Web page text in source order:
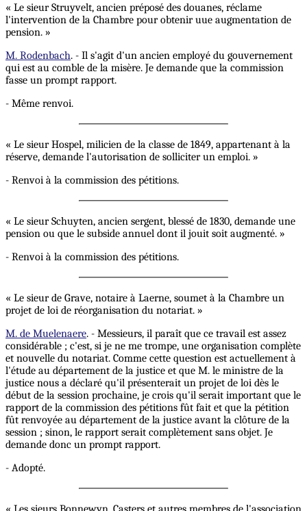
« Le sieur Struyvelt, ancien préposé des douanes, réclame
l'intervention de la Chambre pour obtenir uue augmentation de
pension. »
M. Rodenbach. - Il s'agit d'un ancien employé du gouvernement
qui est au comble de la misère. Je demande que la commission
fasse un prompt rapport.
- Même renvoi.
« Le sieur Hospel, milicien de la classe de 1849, appartenant à la
réserve, demande l'autorisation de solliciter un emploi. »
- Renvoi à la commission des pétitions.
« Le sieur Schuyten, ancien sergent, blessé de 1830, demande une
pension ou que le subside annuel dont il jouit soit augmenté. »
- Renvoi à la commission des pétitions.
« Le sieur de Grave, notaire à Laerne, soumet à la Chambre un
projet de loi de réorganisation du notariat. »
M. de Muelenaere. - Messieurs, il paraît que ce travail est assez
considérable ; c'est, si je ne me trompe, une organisation complète
et nouvelle du notariat. Comme cette question est actuellement à
l'étude au département de la justice et que M. le ministre de la
justice nous a déclaré qu'il présenterait un projet de loi dès le
début de la session prochaine, je crois qu'il serait important que le
rapport de la commission des pétitions fût fait et que la pétition
fût renvoyée au département de la justice avant la clôture de la
session ; sinon, le rapport serait complètement sans objet. Je
demande donc un prompt rapport.
- Adopté.